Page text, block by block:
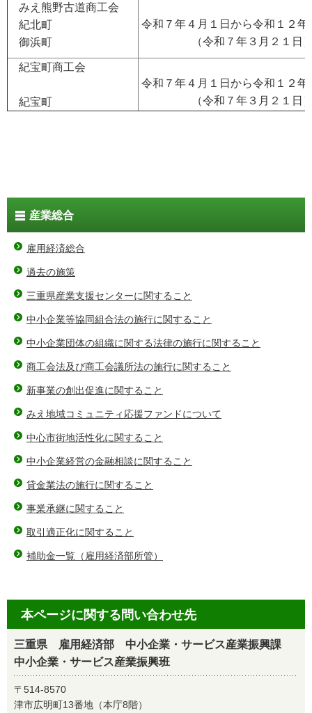
みえ熊野古道商工会
紀北町
御浜町
令和７年４月１日から令和１２年
（令和７年３月２１日
紀宝町商工会
紀宝町
令和７年４月１日から令和１２年
（令和７年３月２１日
産業総合
雇用経済総合
過去の施策
三重県産業支援センターに関すること
中小企業等協同組合法の施行に関すること
中小企業団体の組織に関する法律の施行に関すること
商工会法及び商工会議所法の施行に関すること
新事業の創出促進に関すること
みえ地域コミュニティ応援ファンドについて
中心市街地活性化に関すること
中小企業経営の金融相談に関すること
貸金業法の施行に関すること
事業承継に関すること
取引適正化に関すること
補助金一覧（雇用経済部所管）
本ページに関する問い合わせ先
三重県 雇用経済部 中小企業・サービス産業振興課
中小企業・サービス産業振興班
〒514-8570
津市広明町13番地（本庁8階）